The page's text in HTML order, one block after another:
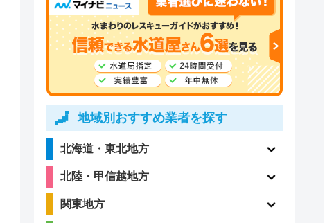
4.1
（198件）
（1件）
地域別おすすめ業者を探す
北海道・東北地方
北陸・甲信越地方
関東地方